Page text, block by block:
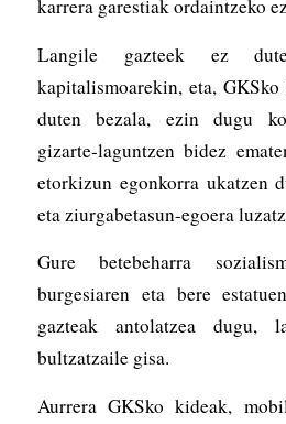
karrera garestiak ordaintzeko
Langile gazteek ez
kapitalismoarekin, eta,
duten bezala, ezin dugu
gizarte-laguntzen bidez
etorkizun egonkorra ukatzen
eta ziurgabetasun-egoera
Gure betebeharra
burgesiaren eta bere
gazteak antolatzea dugu,
bultzatzaile gisa.
Aurrera GKSko kideak,